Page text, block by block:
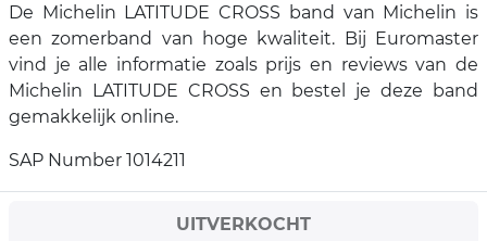
De Michelin LATITUDE CROSS band van Michelin is
een zomerband van hoge kwaliteit. Bij Euromaster
vind je alle informatie zoals prijs en reviews van de
Michelin LATITUDE CROSS en bestel je deze band
gemakkelijk online.
SAP Number 1014211
UITVERKOCHT